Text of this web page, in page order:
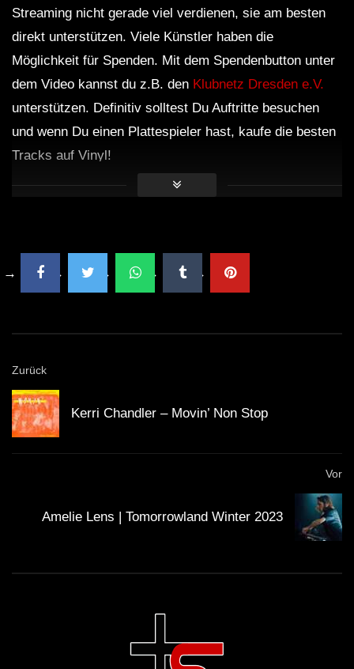
Streaming nicht gerade viel verdienen, sie am besten
direkt unterstützen. Viele Künstler haben die
Möglichkeit für Spenden. Mit dem Spendenbutton unter
dem Video kannst du z.B. den Klubnetz Dresden e.V.
unterstützen. Definitiv solltest Du Auftritte besuchen
und wenn Du einen Plattespieler hast, kaufe die besten
Tracks auf Vinyl!
Zurück
Kerri Chandler ‎– Movin’ Non Stop
Vor
Amelie Lens | Tomorrowland Winter 2023